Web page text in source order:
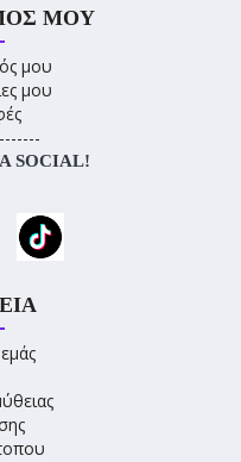
ΜΟΥ
μου
μου
SOCIAL!